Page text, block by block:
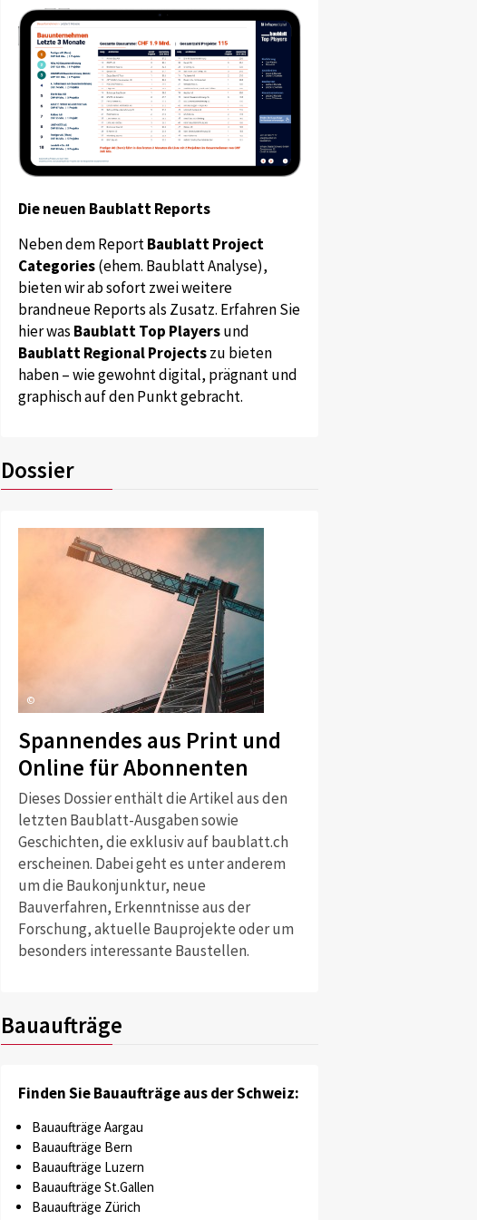
Die neuen Baublatt Reports
Neben dem ReportBaublatt Project
Categories(ehem. Baublatt Analyse),
bieten wir ab sofort zwei weitere
brandneue Reports als Zusatz. Erfahren Sie
hier was Baublatt Top Playersund
Baublatt Regional Projectszu bieten
haben – wie gewohnt digital, prägnant und
graphisch auf den Punkt gebracht.
Dossier
©
Spannendes aus Print und
Online für Abonnenten
Dieses Dossier enthält die Artikel aus den
letzten Baublatt-Ausgaben sowie
Geschichten, die exklusiv auf baublatt.ch
erscheinen. Dabei geht es unter anderem
um die Baukonjunktur, neue
Bauverfahren, Erkenntnisse aus der
Forschung, aktuelle Bauprojekte oder um
besonders interessante Baustellen.
Bauaufträge
Finden Sie Bauaufträge aus der Schweiz:
Bauaufträge Aargau
Bauaufträge Bern
Bauaufträge Luzern
Bauaufträge St.Gallen
Bauaufträge Zürich